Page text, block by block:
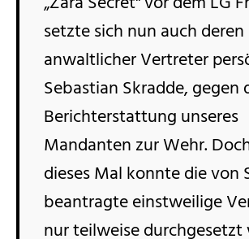
setzte sich nun auch deren
anwaltlicher Vertreter
Sebastian Skradde, gegen
Berichterstattung unseres
Mandanten zur Wehr.
dieses Mal konnte die von
beantragte einstweilige
nur teilweise durchgesetzt